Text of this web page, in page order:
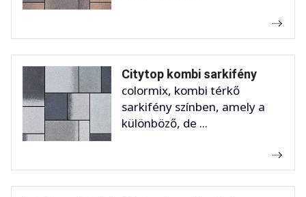
Citytop kombi sarkifény
colormix, kombi térkő
sarkifény színben, amely a
különböző, de ...